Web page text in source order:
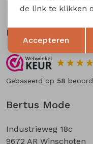
Lange broeken
Bertus Mode
Industrieweg 18c
9672 AR Winschoten
Klantbeoordelingen
Gebaseerd op 58
Terug
de link te klikken
Accepteren